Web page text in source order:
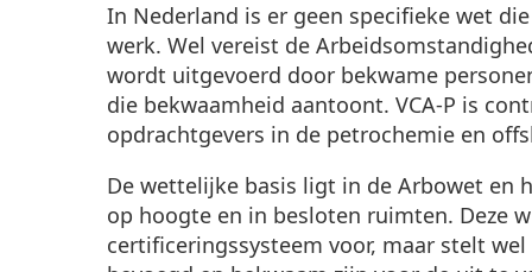
In Nederland is er geen specifieke wet
werk. Wel vereist de
wordt uitgevoerd door bekwame
die bekwaamheid aantoont. VCA-P is
opdrachtgevers in de petrochemie en
De wettelijke basis ligt in de Arbowet en
op hoogte en in besloten ruimten. Deze
certificeringssysteem voor, maar stelt